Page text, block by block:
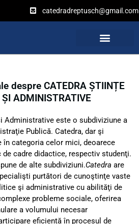
catedradreptusch@gmail.com
despre CATEDRA ȘTIINȚE
ȘI ADMINISTRATIVE
Administrative este o subdiviziune a
Publică. Catedra, dar şi
în categoria celor mici, deoarece
de cadre didactice, respectiv studenţi.
de alte subdiviziuni.Catedra are
purtători de cunoştinţe vaste
şi administrative cu abilităţi de
probleme sociale, oferirea
a volumului necesar
eficientă în procesul de